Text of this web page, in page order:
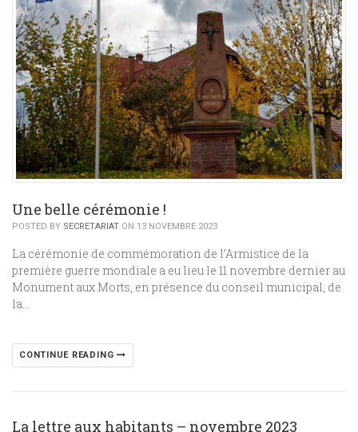
Une belle cérémonie !
POSTED BY SECRETARIAT ON 13 NOVEMBRE 2023
La cérémonie de commémoration de l’Armistice de la
première guerre mondiale a eu lieu le 11 novembre dernier au
Monument aux Morts, en présence du conseil municipal, de
la…
CONTINUE READING
La lettre aux habitants – novembre 2023